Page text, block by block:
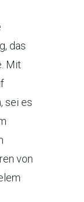
das
Mit
sei es
von